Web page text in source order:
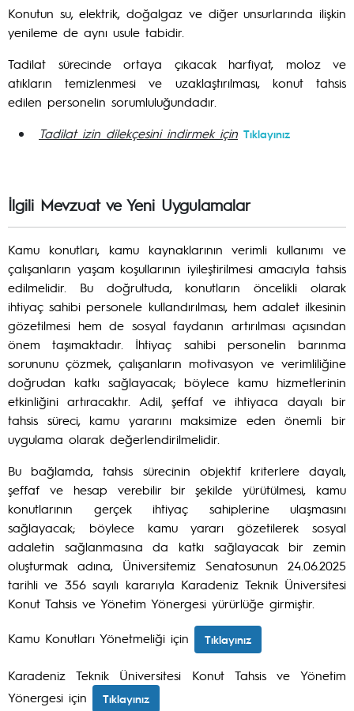
Konutun su, elektrik, doğalgaz ve diğer unsurlarında ilişkin
yenileme de aynı usule tabidir.
Tadilat sürecinde ortaya çıkacak harfiyat, moloz ve
atıkların temizlenmesi ve uzaklaştırılması, konut tahsis
edilen personelin sorumluluğundadır.
Tadilat izin dilekçesini indirmek için Tıklayınız
İlgili Mevzuat ve Yeni Uygulamalar
Kamu konutları, kamu kaynaklarının verimli kullanımı ve
çalışanların yaşam koşullarının iyileştirilmesi amacıyla tahsis
edilmelidir. Bu doğrultuda, konutların öncelikli olarak
ihtiyaç sahibi personele kullandırılması, hem adalet ilkesinin
gözetilmesi hem de sosyal faydanın artırılması açısından
önem taşımaktadır. İhtiyaç sahibi personelin barınma
sorununu çözmek, çalışanların motivasyon ve verimliliğine
doğrudan katkı sağlayacak; böylece kamu hizmetlerinin
etkinliğini artıracaktır. Adil, şeffaf ve ihtiyaca dayalı bir
tahsis süreci, kamu yararını maksimize eden önemli bir
uygulama olarak değerlendirilmelidir.
Bu bağlamda, tahsis sürecinin objektif kriterlere dayalı,
şeffaf ve hesap verebilir bir şekilde yürütülmesi, kamu
konutlarının gerçek ihtiyaç sahiplerine ulaşmasını
sağlayacak; böylece kamu yararı gözetilerek sosyal
adaletin sağlanmasına da katkı sağlayacak bir zemin
oluşturmak adına, Üniversitemiz Senatosunun 24.06.2025
tarihli ve 356 sayılı kararıyla Karadeniz Teknik Üniversitesi
Konut Tahsis ve Yönetim Yönergesi yürürlüğe girmiştir.
Kamu Konutları Yönetmeliği için Tıklayınız
Karadeniz Teknik Üniversitesi Konut Tahsis ve Yönetim
Yönergesi için
Tıklayınız